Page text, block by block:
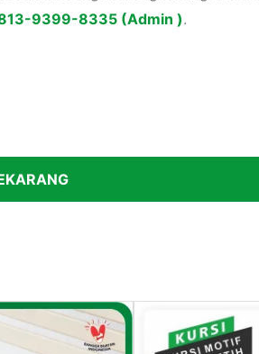
9399-8335 (Admin ).